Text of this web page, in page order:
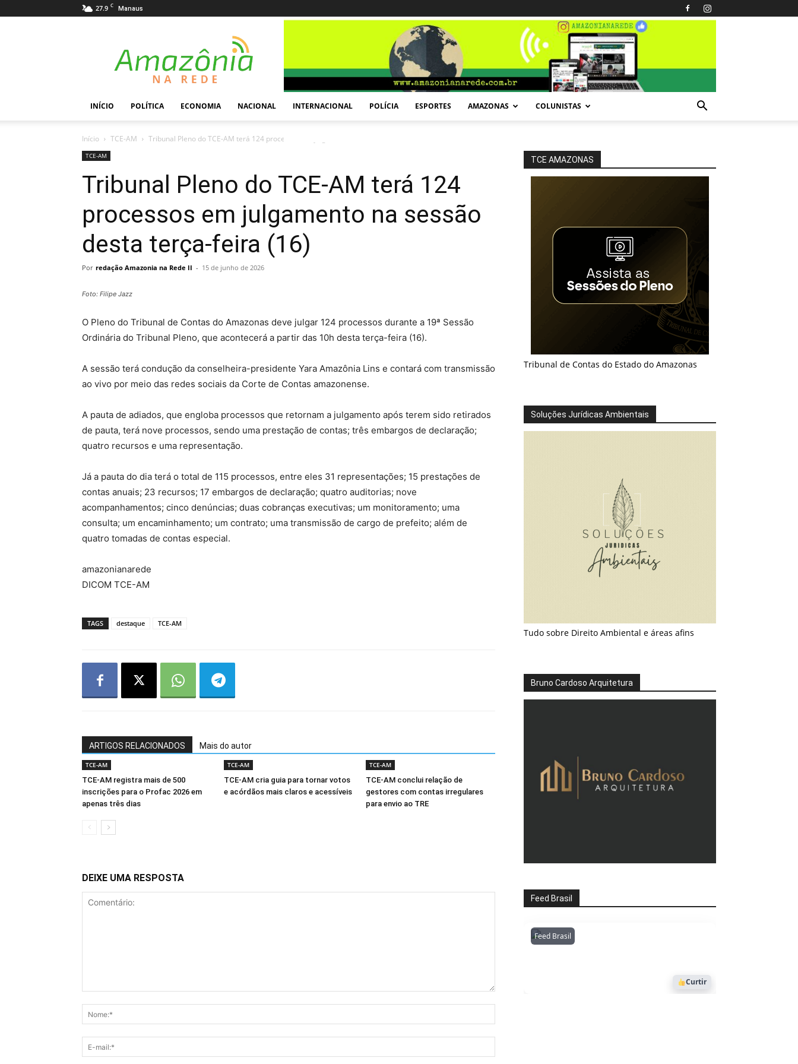
27.9 C Manaus
Rede
INÍCIO POLÍTICA ECONOMIA NACIONAL INTERNACIONAL POLÍCIA ESPORTES AMAZONAS COLUNISTAS
Início TCE-AM Tribunal Pleno do TCE-AM terá 124 processos em julgamento na sessão desta...
TCE-AM
Tribunal Pleno do TCE-AM terá 124
processos em julgamento na sessão
desta terça-feira (16)
Por redação Amazonia na Rede II - 15 de junho de 2026
Foto: Filipe Jazz
O Pleno do Tribunal de Contas do Amazonas deve julgar 124 processos durante a 19ª Sessão
Ordinária do Tribunal Pleno, que acontecerá a partir das 10h desta terça-feira (16).
A sessão terá condução da conselheira-presidente Yara Amazônia Lins e contará com transmissão
ao vivo por meio das redes sociais da Corte de Contas amazonense.
A pauta de adiados, que engloba processos que retornam a julgamento após terem sido retirados
de pauta, terá nove processos, sendo uma prestação de contas; três embargos de declaração;
quatro recursos e uma representação.
Já a pauta do dia terá o total de 115 processos, entre eles 31 representações; 15 prestações de
contas anuais; 23 recursos; 17 embargos de declaração; quatro auditorias; nove
acompanhamentos; cinco denúncias; duas cobranças executivas; um monitoramento; uma
consulta; um encaminhamento; um contrato; uma transmissão de cargo de prefeito; além de
quatro tomadas de contas especial.
amazonianarede
DICOM TCE-AM
TAGS destaque TCE-AM
ARTIGOS RELACIONADOS Mais do autor
TCE-AM
TCE-AM registra mais de 500
inscrições para o Profac 2026 em
apenas três dias
TCE-AM
TCE-AM cria guia para tornar votos
e acórdãos mais claros e acessíveis
TCE-AM
TCE-AM conclui relação de
gestores com contas irregulares
para envio ao TRE
DEIXE UMA RESPOSTA
TCE AMAZONAS
Tribunal de Contas do Estado do Amazonas
Soluções Jurídicas Ambientais
Tudo sobre Direito Ambiental e áreas afins
Bruno Cardoso Arquitetura
Feed Brasil
Feed BrasilAmazonianarede
1053
Curtir